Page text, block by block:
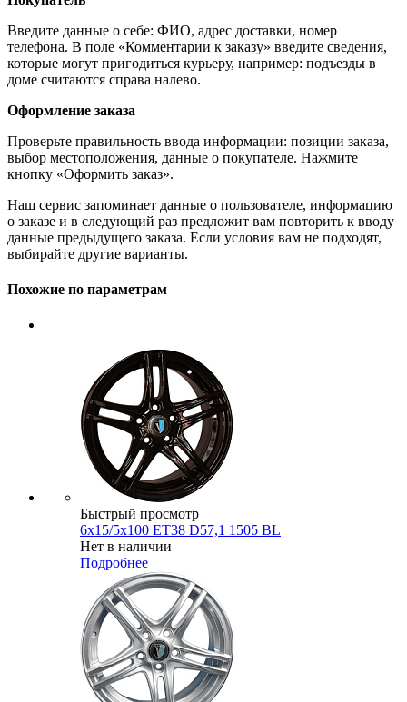
Введите данные о себе: ФИО, адрес доставки, номер
телефона. В поле «Комментарии к заказу» введите сведения,
которые могут пригодиться курьеру, например: подъезды в
доме считаются справа налево.
Оформление заказа
Проверьте правильность ввода информации: позиции заказа,
выбор местоположения, данные о покупателе. Нажмите
кнопку «Оформить заказ».
Наш сервис запоминает данные о пользователе, информацию
о заказе и в следующий раз предложит вам повторить к вводу
данные предыдущего заказа. Если условия вам не подходят,
выбирайте другие варианты.
Похожие по параметрам
Быстрый просмотр
6x15/5x100 ET38 D57,1 1505 BL
Нет в наличии
Подробнее